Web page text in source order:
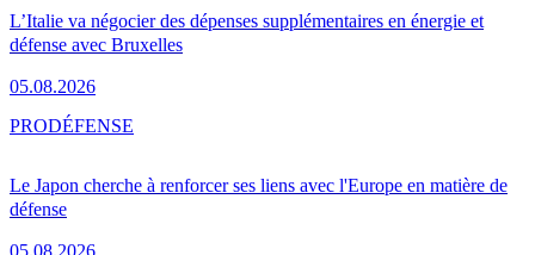
L’Italie va négocier des dépenses supplémentaires en énergie et
défense avec Bruxelles
05.08.2026
Le Japon cherche à renforcer ses liens avec l'Europe en matière de
défense
PRODÉFENSE